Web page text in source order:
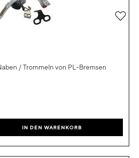
/ Trommeln von PL-Bremsen
IN DEN WARENKORB
Zur